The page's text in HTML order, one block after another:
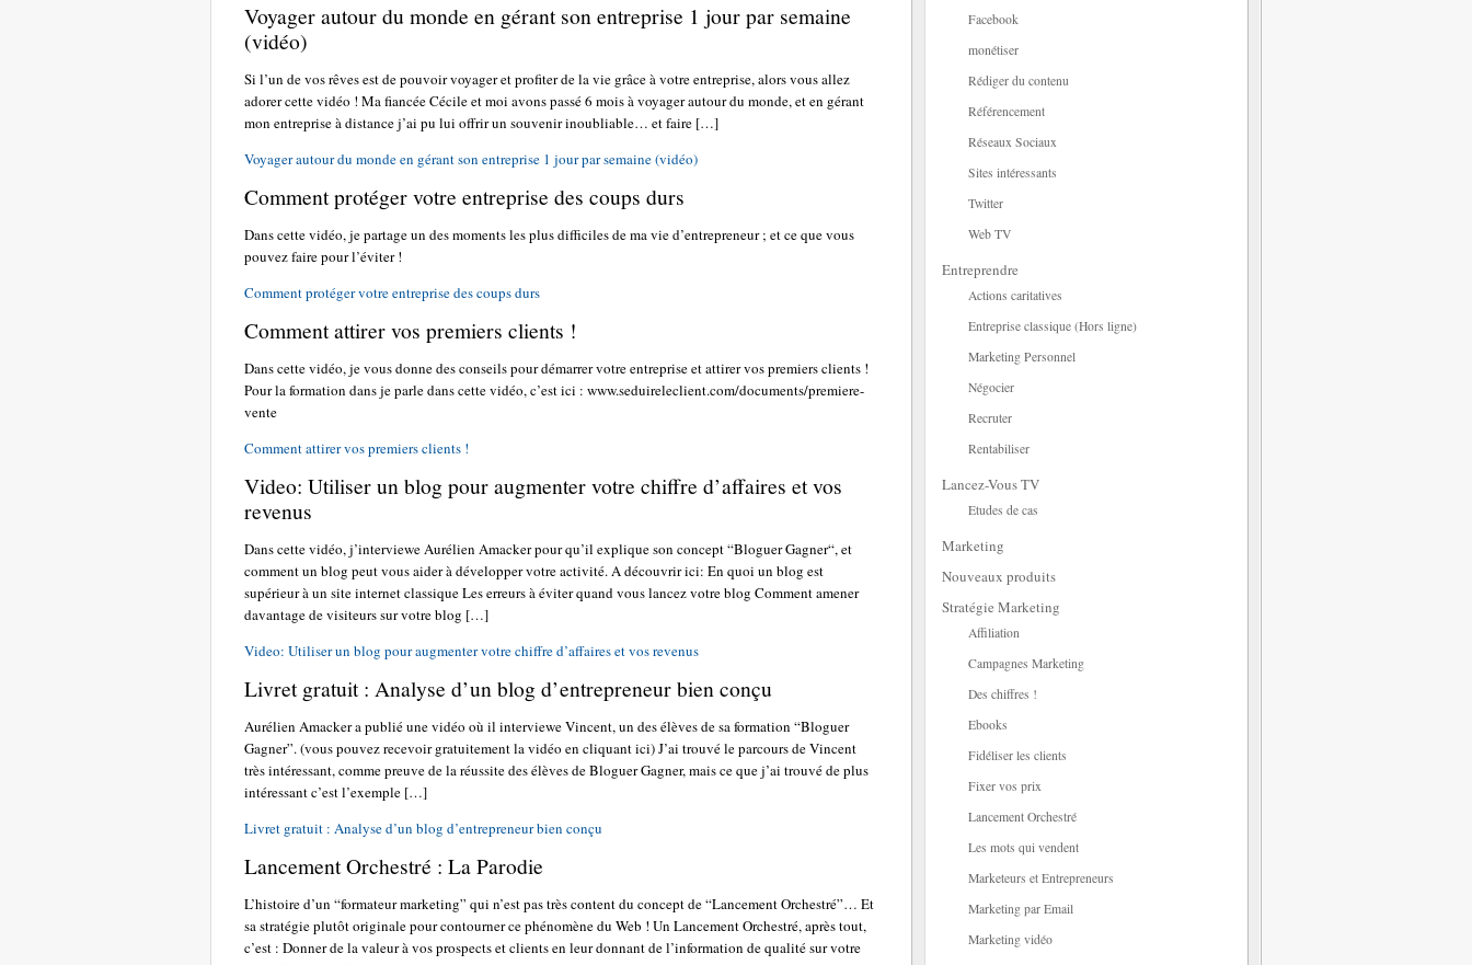
Voyager autour du monde en gérant son entreprise 1 jour par semaine
(vidéo)
Si l’un de vos rêves est de pouvoir voyager et profiter de la vie grâce à votre entreprise, alors vous allez
adorer cette vidéo ! Ma fiancée Cécile et moi avons passé 6 mois à voyager autour du monde, et en gérant
mon entreprise à distance j’ai pu lui offrir un souvenir inoubliable… et faire […]
Voyager autour du monde en gérant son entreprise 1 jour par semaine (vidéo)
Comment protéger votre entreprise des coups durs
Dans cette vidéo, je partage un des moments les plus difficiles de ma vie d’entrepreneur ; et ce que vous
pouvez faire pour l’éviter !
Comment protéger votre entreprise des coups durs
Comment attirer vos premiers clients !
Dans cette vidéo, je vous donne des conseils pour démarrer votre entreprise et attirer vos premiers clients !
Pour la formation dans je parle dans cette vidéo, c’est ici : www.seduireleclient.com/documents/premiere-
vente
Comment attirer vos premiers clients !
Video: Utiliser un blog pour augmenter votre chiffre d’affaires et vos
revenus
Dans cette vidéo, j’interviewe Aurélien Amacker pour qu’il explique son concept “Bloguer Gagner“, et
comment un blog peut vous aider à développer votre activité. A découvrir ici: En quoi un blog est
supérieur à un site internet classique Les erreurs à éviter quand vous lancez votre blog Comment amener
davantage de visiteurs sur votre blog […]
Video: Utiliser un blog pour augmenter votre chiffre d’affaires et vos revenus
Livret gratuit : Analyse d’un blog d’entrepreneur bien conçu
Aurélien Amacker a publié une vidéo où il interviewe Vincent, un des élèves de sa formation “Bloguer
Gagner”. (vous pouvez recevoir gratuitement la vidéo en cliquant ici) J’ai trouvé le parcours de Vincent
très intéressant, comme preuve de la réussite des élèves de Bloguer Gagner, mais ce que j’ai trouvé de plus
intéressant c’est l’exemple […]
Livret gratuit : Analyse d’un blog d’entrepreneur bien conçu
Lancement Orchestré : La Parodie
L’histoire d’un “formateur marketing” qui n’est pas très content du concept de “Lancement Orchestré”… Et
sa stratégie plutôt originale pour contourner ce phénomène du Web ! Un Lancement Orchestré, après tout,
c’est : Donner de la valeur à vos prospects et clients en leur donnant de l’information de qualité sur votre
Facebook
monétiser
Rédiger du contenu
Référencement
Réseaux Sociaux
Sites intéressants
Twitter
Web TV
Entreprendre
Actions caritatives
Entreprise classique (Hors ligne)
Marketing Personnel
Négocier
Recruter
Rentabiliser
Lancez-Vous TV
Etudes de cas
Marketing
Nouveaux produits
Stratégie Marketing
Affiliation
Campagnes Marketing
Des chiffres !
Ebooks
Fidéliser les clients
Fixer vos prix
Lancement Orchestré
Les mots qui vendent
Marketeurs et Entrepreneurs
Marketing par Email
Marketing vidéo